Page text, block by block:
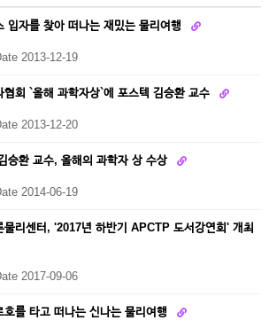
입자를 찾아 떠나는 재밌는 물리여행
2013-12-19
협회 `올해 과학자상`에 포스텍 김승환 교수
2013-12-20
승환 교수, 올해의 과학자 상 수상
2014-06-19
물리센터, '2017년 하반기 APCTP 도서강연회' 개최
2017-09-06
를 타고 떠나는 신나는 물리여행